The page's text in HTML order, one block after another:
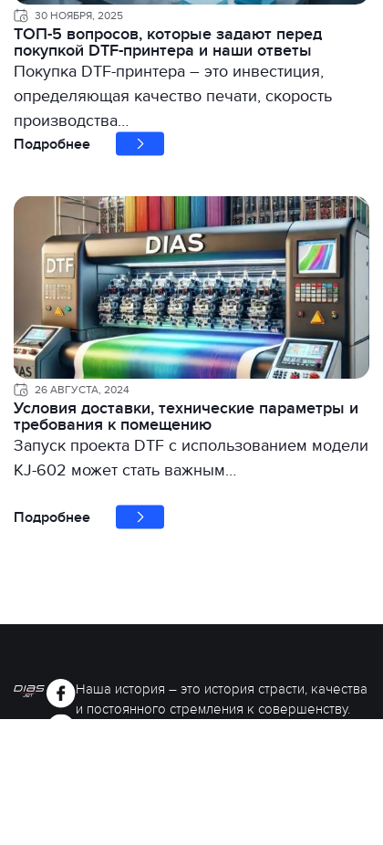
30 НОЯБРЯ, 2025
ТОП-5 вопросов, которые задают перед
покупкой DTF-принтера и наши ответы
Покупка DTF-принтера – это инвестиция,
определяющая качество печати, скорость
производства…
Подробнее
26 АВГУСТА, 2024
Условия доставки, технические параметры и
требования к помещению
Запуск проекта DTF с использованием модели
KJ-602 может стать важным…
Подробнее
Наша история – это история страсти, качества
и постоянного стремления к совершенству.